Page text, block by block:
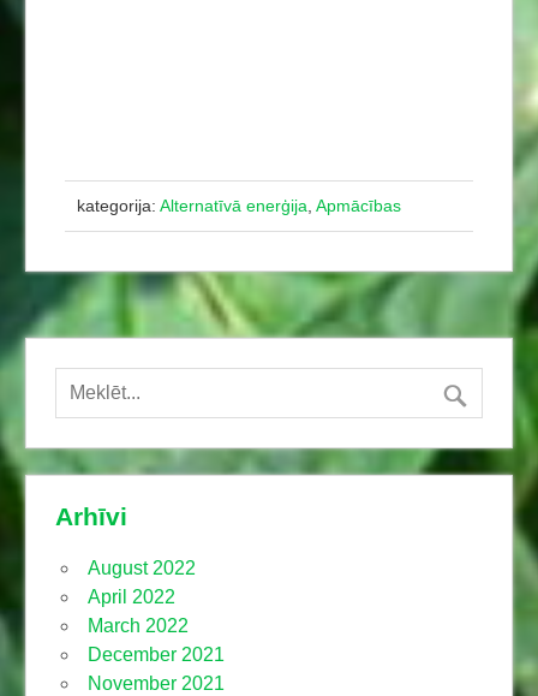
kategorija: Alternatīvā enerģija Apmācības
Arhīvi
August 2022
April 2022
March 2022
December 2021
November 2021